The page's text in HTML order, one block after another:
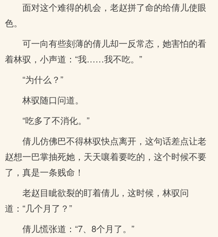
面对这个难得的机会，老赵拼了命的给倩儿使眼
色。
可一向有些刻薄的倩儿却一反常态，她害怕的看
着林驭，小声道：“我……我不吃。”
“为什么？”
林驭随口问道。
“吃多了不消化。”
倩儿仿佛巴不得林驭快点离开，这句话差点让老
赵想一巴掌抽死她，天天嚷着要吃的，这个时候不要
了，真是一条贱命！
老赵目眦欲裂的盯着倩儿，这时候，林驭问
道：“几个月了？”
倩儿慌张道：“7、8个月了。”